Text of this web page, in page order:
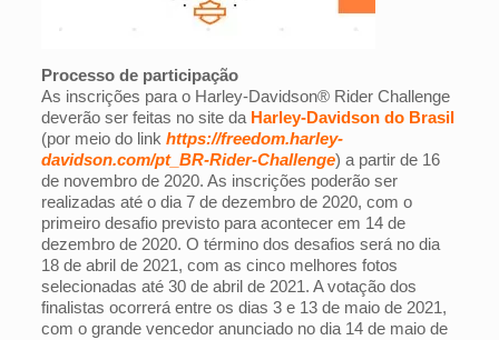
Processo de participação
As inscrições para o Harley-Davidson® Rider Challenge
deverão ser feitas no site da Harley-Davidson do Brasil
(por meio do link https://freedom.harley-
davidson.com/pt_BR-Rider-Challenge) a partir de 16
de novembro de 2020. As inscrições poderão ser
realizadas até o dia 7 de dezembro de 2020, com o
primeiro desafio previsto para acontecer em 14 de
dezembro de 2020. O término dos desafios será no dia
18 de abril de 2021, com as cinco melhores fotos
selecionadas até 30 de abril de 2021. A votação dos
finalistas ocorrerá entre os dias 3 e 13 de maio de 2021,
com o grande vencedor anunciado no dia 14 de maio de